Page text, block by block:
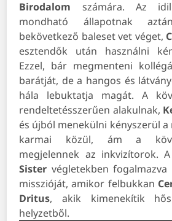
Birodalom számára. Az
mondható állapotnak
bekövetkező baleset vet véget,
esztendők után használni
Ezzel, bár megmenteni
barátját, de a hangos és
hála lebuktatja magát. A
rendeltetésszerűen alakulnak,
és újból menekülni kényszerül
karmai közül, ám a
megjelennek az inkvizítorok.
Sister végletekben
misszióját, amikor felbukkan
Dritus, akik kimenekítik
helyzetből.